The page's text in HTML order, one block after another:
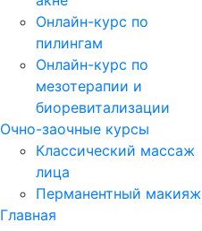
Онлайн-курс по
пилингам
Онлайн-курс по
мезотерапии и
биоревитализации
Очно-заочные курсы
Классический массаж
лица
Перманентный макияж
Главная